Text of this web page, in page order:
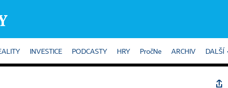
INVESTICE PODCASTY HRY PročNe ARCHIV DALŠÍ